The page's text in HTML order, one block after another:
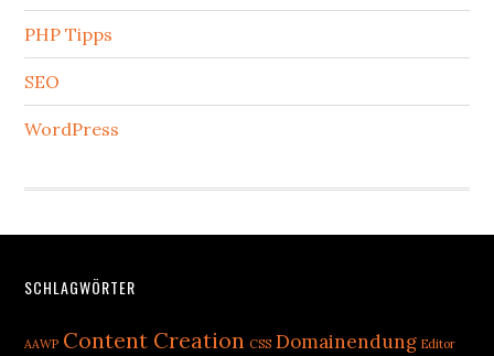
PHP Tipps
SEO
WordPress
Footer
SCHLAGWÖRTER
AAWP Content Creation CSS Domainendung Editor